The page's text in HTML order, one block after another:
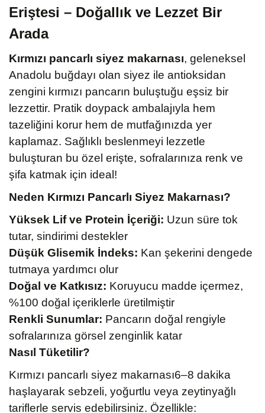
Eriştesi – Doğallık ve Lezzet Bir
Arada
Kırmızı pancarlı siyez makarnası, geleneksel
Anadolu buğdayı olan siyez ile antioksidan
zengini kırmızı pancarın buluştuğu eşsiz bir
lezzettir. Pratik doypack ambalajıyla hem
tazeliğini korur hem de mutfağınızda yer
kaplamaz. Sağlıklı beslenmeyi lezzetle
buluşturan bu özel erişte, sofralarınıza renk ve
şifa katmak için ideal!
Neden Kırmızı Pancarlı Siyez Makarnası?
Yüksek Lif ve Protein İçeriği: Uzun süre tok
tutar, sindirimi destekler
Düşük Glisemik İndeks: Kan şekerini dengede
tutmaya yardımcı olur
Doğal ve Katkısız: Koruyucu madde içermez,
%100 doğal içeriklerle üretilmiştir
Renkli Sunumlar: Pancarın doğal rengiyle
sofralarınıza görsel zenginlik katar
Nasıl Tüketilir?
Kırmızı pancarlı siyez makarnası6–8 dakika
haşlayarak sebzeli, yoğurtlu veya zeytinyağlı
tariflerle servis edebilirsiniz. Özellikle: